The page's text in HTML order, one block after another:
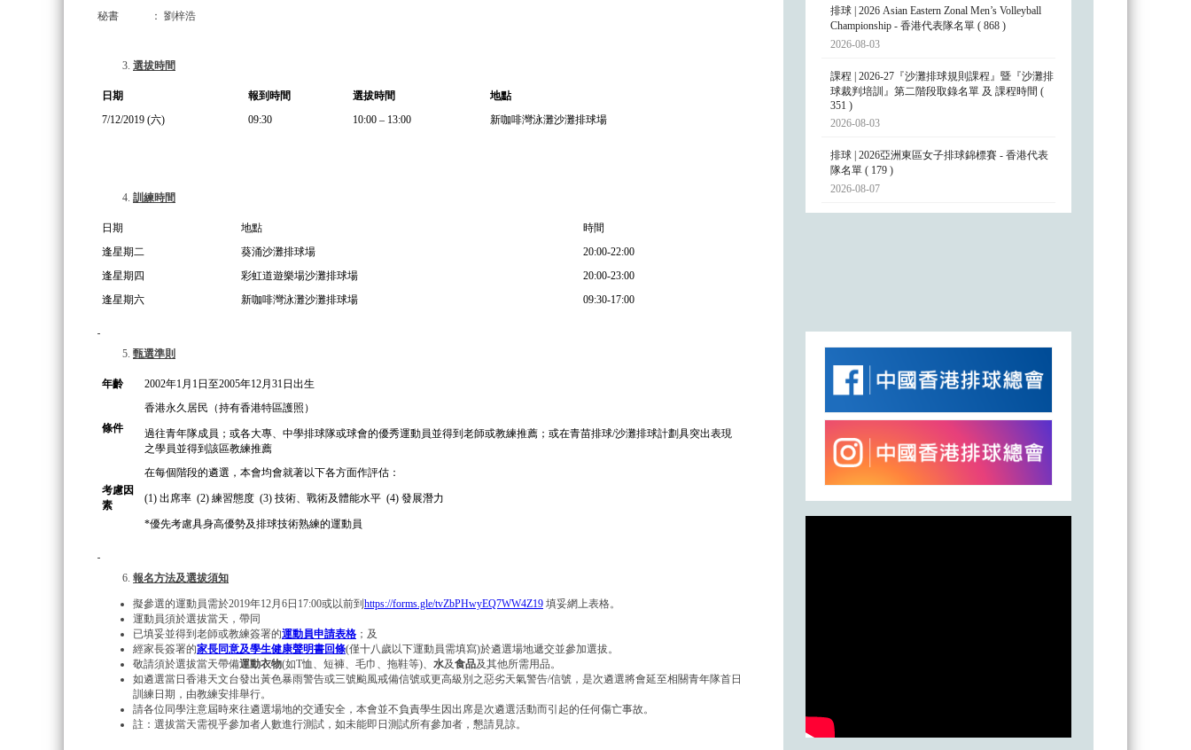
秘書 ： 劉梓浩
選拔時間
日期 報到時間 選拔時間
地點
7/12/2019 (六)
09:30 10:00 – 13:00 新咖啡灣泳灘沙灘排球場
訓練時間
日期 地點
時間
逢星期二
葵涌沙灘排球場
20:00-22:00
逢星期四
彩虹道遊樂場沙灘排球場
20:00-23:00
逢星期六
新咖啡灣泳灘沙灘排球場 09:30-17:00
甄選準則
年齡 2002年1月1日至2005年12月31日出生
條件
香港永久居民（持有香港特區護照）
過往青年隊成員；或各大專、中學排球隊或球會的優秀運動員並得到老師或教練推薦；或在青苗排球/沙灘排球計劃具突出表現
之學員並得到該區教練推薦
考慮因
素
在每個階段的遴選，本會均會就著以下各方面作評估：
(1) 出席率 (2) 練習態度 (3) 技術、戰術及體能水平 (4) 發展潛力
*優先考慮具身高優勢及排球技術熟練的運動員
報名方法及選拔須知
擬參選的運動員需於2019年12月6日17:00或以前到 https://forms.gle/tvZbPHwyEQ7WW4Z19 填妥網上表格。
運動員須於選拔當天，帶同
已填妥並得到老師或教練簽署的運動員申請表格 ；及
經家長簽署的家長同意及學生健康聲明書回條(僅十八歲以下運動員需填寫)於遴選場地遞交並參加選拔。
敬請須於選拔當天帶備運動衣物(如T恤、短褲、毛巾、拖鞋等)、 水及食品及其他所需用品。
如遴選當日香港天文台發出黃色暴雨警告或三號颱風戒備信號或更高級別之惡劣天氣警告/信號，是次遴選將會延至相關青年隊首日
訓練日期，由教練安排舉行。
請各位同學注意屆時來往遴選場地的交通安全，本會並不負責學生因出席是次遴選活動而引起的任何傷亡事故。
註：選拔當天需視乎參加者人數進行測試，如未能即日測試所有參加者，懇請見諒。
排球 | 2026 Asian Eastern Zonal Men’s Volleyball
Championship - 香港代表隊名單 ( 868 )
2026-08-03
課程 | 2026-27『沙灘排球規則課程』暨『沙灘排
球裁判培訓』第二階段取錄名單 及 課程時間 (
351 )
2026-08-03
排球 | 2026亞洲東區女子排球錦標賽 - 香港代表
隊名單 ( 179 )
2026-08-07